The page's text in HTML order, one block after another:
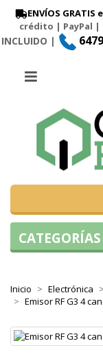
ENVÍOS
crédito | PayPal |
INCLUIDO |
Menú
Inicio Electrónica
Emisor RF G3 4
CATEGORÍAS